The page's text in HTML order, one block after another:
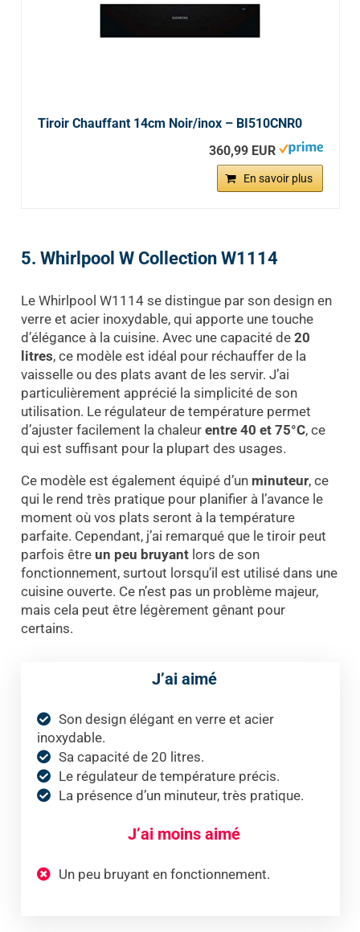
Tiroir Chauffant 14cm Noir/inox – BI510CNR0
360,99 EUR
En savoir plus
5. Whirlpool W Collection W1114
Le Whirlpool W1114 se distingue par son design en
verre et acier inoxydable, qui apporte une touche
d’élégance à la cuisine. Avec une capacité de 20
litres, ce modèle est idéal pour réchauffer de la
vaisselle ou des plats avant de les servir. J’ai
particulièrement apprécié la simplicité de son
utilisation. Le régulateur de température permet
d’ajuster facilement la chaleur entre 40 et 75°C, ce
qui est suffisant pour la plupart des usages.
Ce modèle est également équipé d’un minuteur, ce
qui le rend très pratique pour planifier à l’avance le
moment où vos plats seront à la température
parfaite. Cependant, j’ai remarqué que le tiroir peut
parfois être un peu bruyantlors de son
fonctionnement, surtout lorsqu’il est utilisé dans une
cuisine ouverte. Ce n’est pas un problème majeur,
mais cela peut être légèrement gênant pour
certains.
J’ai aimé
Son design élégant en verre et acier
inoxydable.
Sa capacité de 20 litres.
Le régulateur de température précis.
La présence d’un minuteur, très pratique.
J’ai moins aimé
Un peu bruyant en fonctionnement.